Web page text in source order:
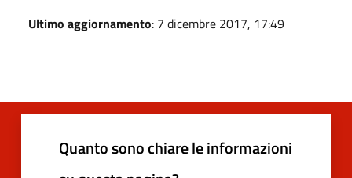
Ultimo aggiornamento: 7 dicembre 2017, 17:49
Quanto sono chiare le informazioni